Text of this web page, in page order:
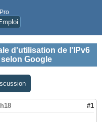
d'utilisation de l'IPv6
Google
#1